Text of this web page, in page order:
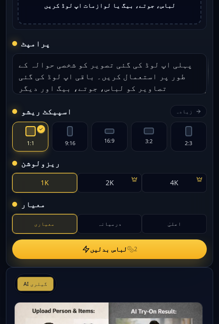
لباس، جوتے، بیگ یا لوازمات اپ لوڈ کریں
پرامپٹ
اسپیکٹ ریشو زیادہ
1:1 9:16 16:9 3:2 2:3
ریزولوشن
1K 2K 4K
معیار
معیاری درمیانہ اعلیٰ
لباس بدلیں 2
AI گیلری